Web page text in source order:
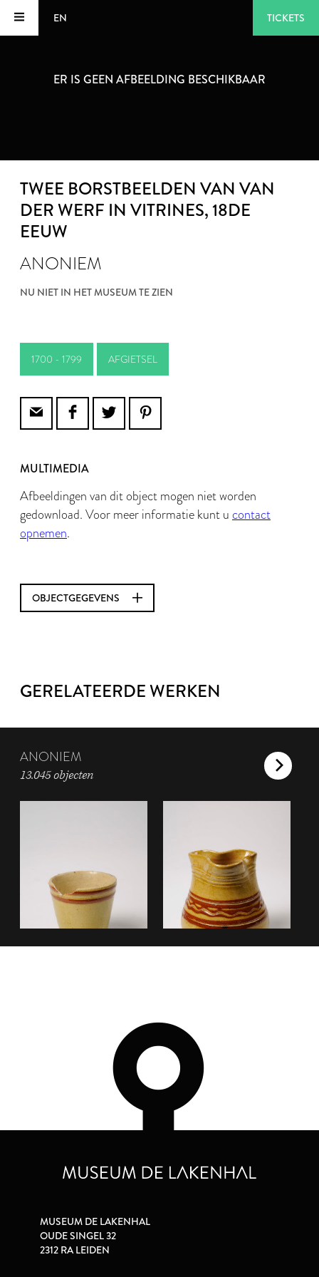
EN TICKETS
ER IS GEEN AFBEELDING BESCHIKBAAR
TWEE BORSTBEELDEN VAN VAN
DER WERF IN VITRINES, 18DE
EEUW
ANONIEM
NU NIET IN HET MUSEUM TE ZIEN
1700 - 1799 AFGIETSEL
MULTIMEDIA
Afbeeldingen van dit object mogen niet worden
gedownload. Voor meer informatie kunt u contact
opnemen.
OBJECTGEGEVENS
GERELATEERDE WERKEN
ANONIEM
13.045 objecten
MUSEUM DE LAKENHAL
OUDE SINGEL 32
2312 RA LEIDEN